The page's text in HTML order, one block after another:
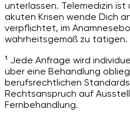
unterlassen. Telemedizin
akuten Krisen wende Dich an
verpflichtet, im
wahrheitsgemäß zu tätigen.
¹ Jede Anfrage wird
über eine Behandlung
berufsrechtlichen
Rechtsanspruch auf
Fernbehandlung.